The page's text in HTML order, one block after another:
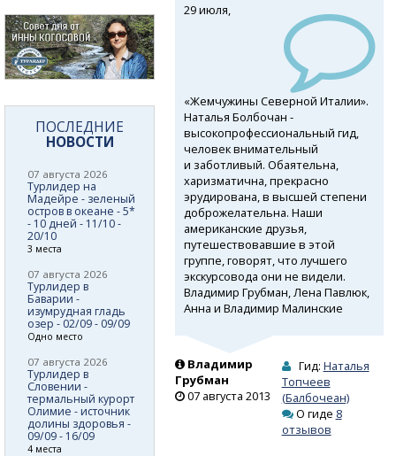
29 июля,
«Жемчужины Северной Италии».
Наталья Болбочан -
высокопрофессиональный гид,
человек внимательный
и заботливый. Обаятельна,
харизматична, прекрасно
эрудирована, в высшей степени
доброжелательна. Наши
американские друзья,
путешествовавшие в этой
группе, говорят, что лучшего
экскурсовода они не видели.
Владимир Грубман, Лена Павлюк,
Анна и Владимир Малинские
Владимир
Грубман
07 августа 2013
Гид: Наталья
Топчеев
(Балбочеан)
О гиде 8
отзывов
ПОСЛЕДНИЕ
НОВОСТИ
07 августа 2026
Турлидер на
Мадейре - зеленый
остров в океане - 5*
- 10 дней - 11/10 -
20/10
3 места
07 августа 2026
Турлидер в
Баварии -
изумрудная гладь
озер - 02/09 - 09/09
Одно место
07 августа 2026
Турлидер в
Словении -
термальный курорт
Олимие - источник
долины здоровья -
09/09 - 16/09
4 места